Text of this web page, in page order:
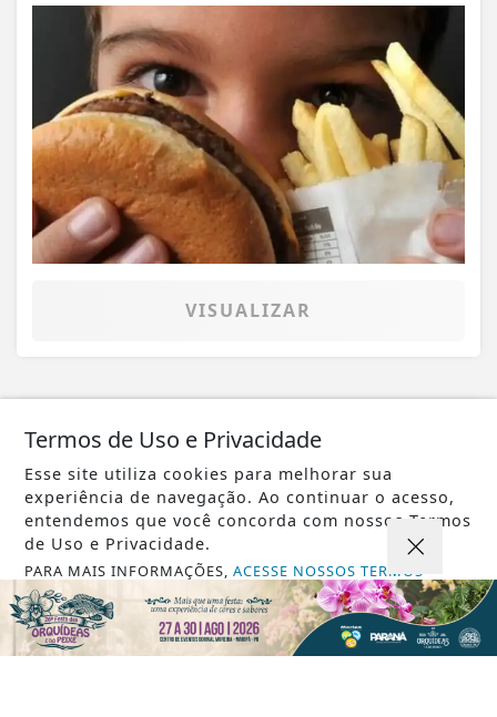
VISUALIZAR
POLICIAL
PM apreende cocaína, maconha e
dinheiro em suposto ponto de tráfico
Termos de Uso e Privacidade
Esse site utiliza cookies para melhorar sua
experiência de navegação. Ao continuar o acesso,
entendemos que você concorda com nossos Termos
de Uso e Privacidade.
PARA MAIS INFORMAÇÕES,ACESSE NOSSOS TERMOS
CLICANDO AQUI
PROSSEGUIR